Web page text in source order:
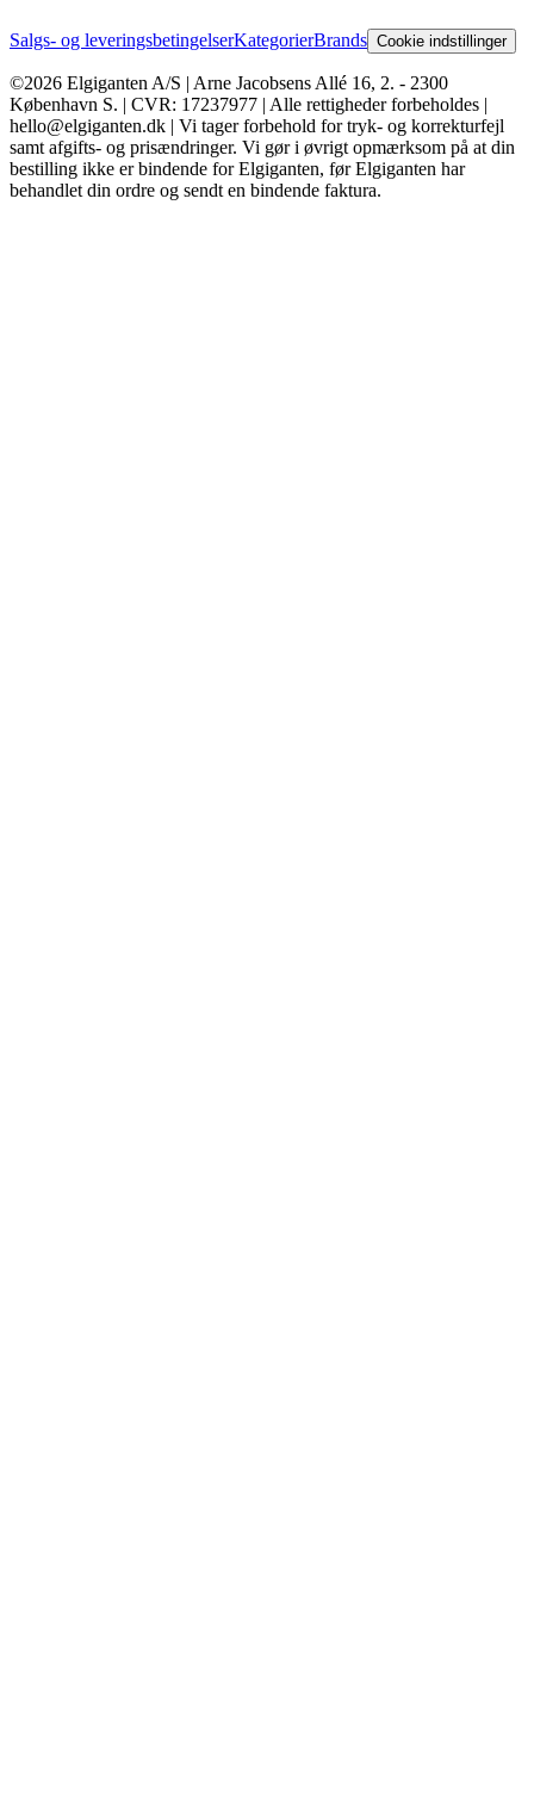
Salgs- og leveringsbetingelserKategorierBrands Cookie indstillinger
©2026 Elgiganten A/S | Arne Jacobsens Allé 16, 2. - 2300
København S. | CVR: 17237977 | Alle rettigheder forbeholdes |
hello@elgiganten.dk | Vi tager forbehold for tryk- og korrekturfejl
samt afgifts- og prisændringer. Vi gør i øvrigt opmærksom på at din
bestilling ikke er bindende for Elgiganten, før Elgiganten har
behandlet din ordre og sendt en bindende faktura.